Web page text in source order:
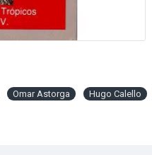
Omar Astorga Hugo Calello